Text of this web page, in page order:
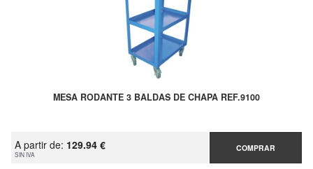
MESA RODANTE 3 BALDAS DE CHAPA REF.9100
A partir de: 129.94 €
SIN IVA
COMPRAR